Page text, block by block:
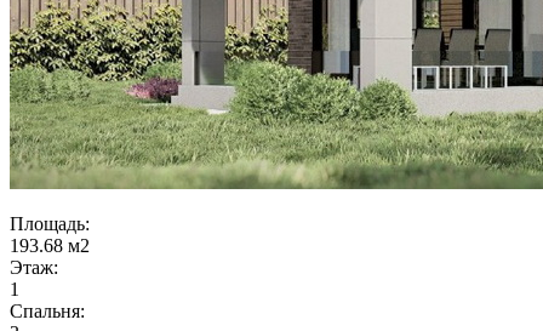
Площадь:
193.68 м2
Этаж:
1
Спальня: